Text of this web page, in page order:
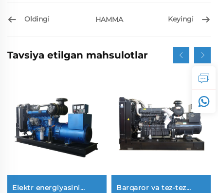
Oldingi HAMMA Keyingi
Tavsiya etilgan mahsulotlar
Elektr energiyasini
Barqaror va tez-tez